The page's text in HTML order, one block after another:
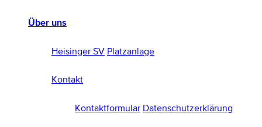
Über uns
Heisinger SV Platzanlage
Kontakt
Kontaktformular Datenschutzerklärung